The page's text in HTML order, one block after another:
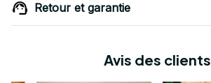
Retour et garantie
Avis des clients